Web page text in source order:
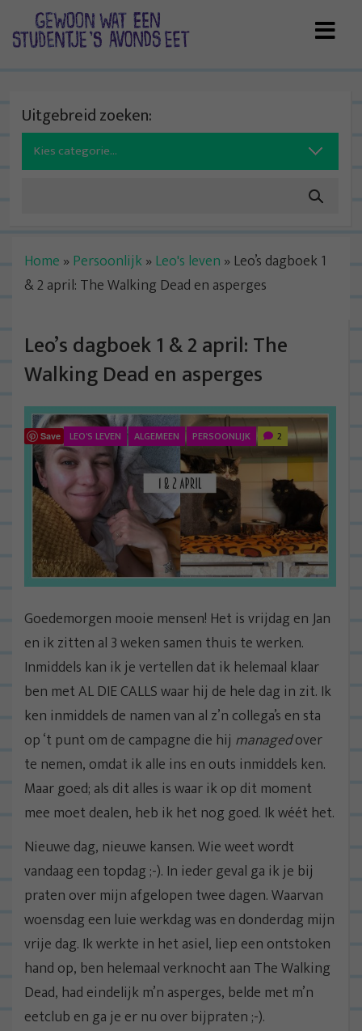
Uitgebreid zoeken:
Search
for:
Home » Persoonlijk» Leo's leven » Leo’s dagboek 1
& 2 april: The Walking Dead en asperges
Leo’s dagboek 1 & 2 april: The
Walking Dead en asperges
Save LEO'S LEVEN ALGEMEEN PERSOONLIJK 2
Goedemorgen mooie mensen! Het is vrijdag en Jan
en ik zitten al 3 weken samen thuis te werken.
Inmiddels kan ik je vertellen dat ik helemaal klaar
ben met AL DIE CALLS waar hij de hele dag in zit. Ik
ken inmiddels de namen van al z’n collega’s en sta
op ‘t punt om de campagne die hij managedover
te nemen, omdat ik alle ins en outs inmiddels ken.
Maar goed; als dit alles is waar ik op dit moment
mee moet dealen, heb ik het nog goed. Ik wéét het.
Nieuwe dag, nieuwe kansen. Wie weet wordt
vandaag een topdag ;-). In ieder geval ga ik je bij
praten over mijn afgelopen twee dagen. Waarvan
woensdag een luie werkdag was en donderdag mijn
vrije dag. Ik werkte in het asiel, liep een ontstoken
hand op, ben helemaal verknocht aan The Walking
Dead, had eindelijk m’n asperges, belde met m’n
eetclub en ga je er nu over bijpraten ;-).